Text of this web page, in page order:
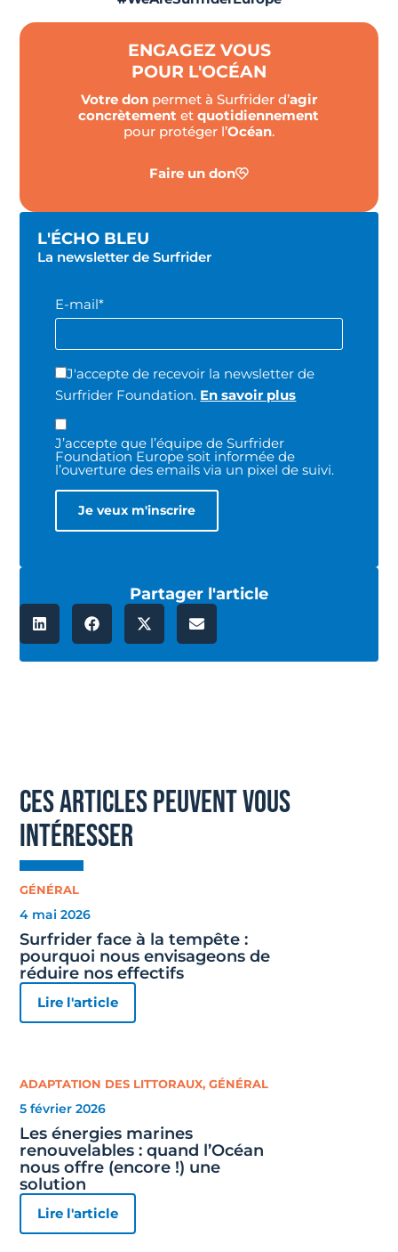
ENGAGEZ VOUS
POUR L'OCÉAN
Votre donpermet à Surfrider d’agir
concrètement etquotidiennement
pour protéger l’Océan.
Faire un don
L'ÉCHO BLEU
La newsletter de Surfrider
E-mail*
J'accepte de recevoir la newsletter de
Surfrider Foundation. En savoir plus
J’accepte que l’équipe de Surfrider
Foundation Europe soit informée de
l’ouverture des emails via un pixel de suivi.
Partager l'article
ces articles peuvent vous
intéresser
GÉNÉRAL
4 mai 2026
Surfrider face à la tempête :
pourquoi nous envisageons de
réduire nos effectifs
Lire l'article
ADAPTATION DES LITTORAUX,GÉNÉRAL
5 février 2026
Les énergies marines
renouvelables : quand l’Océan
nous offre (encore !) une
solution
Lire l'article